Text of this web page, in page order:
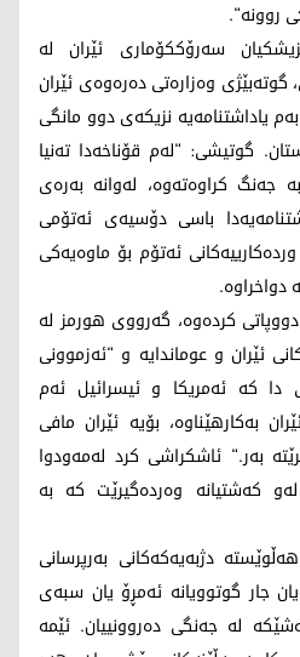
روونە".
سەرۆککۆماری ئێران لە
گوتەبێژی وەزارەتی دەرەوەی ئێران
یاداشتنامەیە نزیکەی دوو مانگی
گوتیشی: "لەم قۆناخەدا تەنیا
جەنگ کراوەتەوە، لەوانە بەرەی
باسی دۆسیەی ئەتۆمی
ئەتۆم بۆ ماوەیەکی
کردەوە، گەرووی هورمز لە
ئێران و عوماندایە و "ئەزموونی
دا کە ئەمریکا و ئیسرائیل ئەم
بەکارهێناوە، بۆیە ئێران مافی
بەر." ئاشکراشی کرد لەمەودوا
کەشتیانە وەردەگیرێت کە بە
دژبەیەکەکانی بەرپرسانی
جار گوتوویانە ئەمڕۆ یان سبەی
لە جەنگی دەروونییان. ئێمە